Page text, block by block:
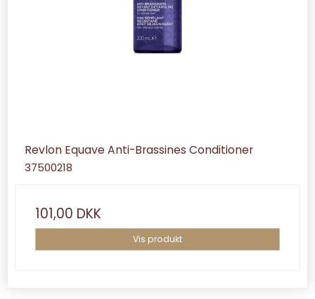
Revlon Equave Anti-Brassines Conditioner
37500218
101,00 DKK
Vis produkt